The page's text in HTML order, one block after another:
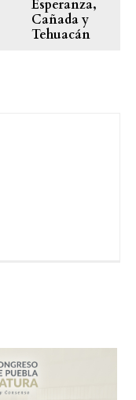
Esperanza,
Cañada y
Tehuacán